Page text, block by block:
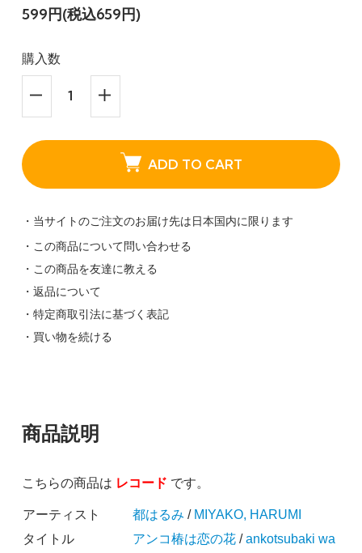
599円(税込659円)
購入数
ADD TO CART
・当サイトのご注文のお届け先は日本国内に限ります
・この商品について問い合わせる
・この商品を友達に教える
・返品について
・特定商取引法に基づく表記
・買い物を続ける
商品説明
こちらの商品は レコード です。
アーティスト 都はるみ / MIYAKO, HARUMI
タイトル
アンコ椿は恋の花/ankotsubaki wa